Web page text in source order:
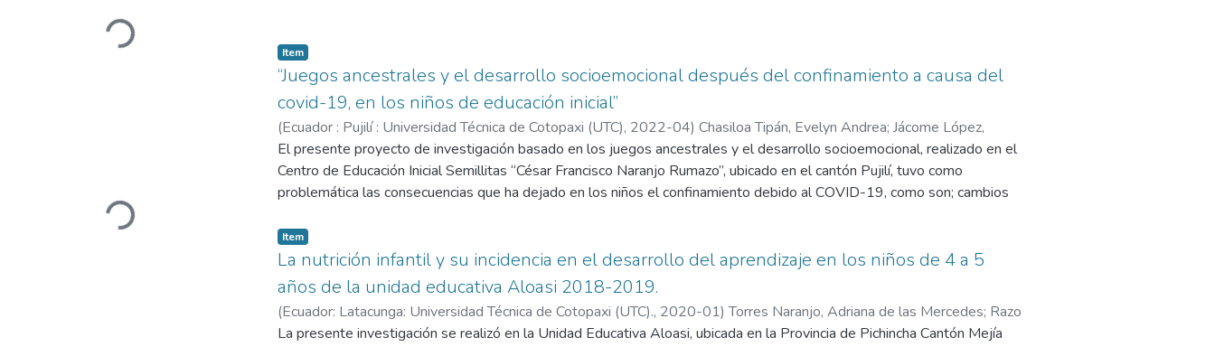
Loading...
conocimientos, habilidades y sobre todo, le brinda la oportunidad de conocerse así mismo, a los demás y al mundo que
los rodea. Se utilizó un enfoque mixto con sus métodos explicativo y descriptivo correlacional para comprender el
problema. Asimismo, para validar la información se utiliza un cuestionario estructurado con su herramienta la encuesta.
Para validar la información se desarrolla una rúbrica de valoración de expertos y usuarios. Los validadores consideraron
que la guía es interesante y de gran utilidad para el desarrollo cognitivo y proceso de aprendizaje significativo en los
niños.
Loading...
Item
“Juegos ancestrales y el desarrollo socioemocional después del confinamiento a causa del
covid-19, en los niños de educación inicial”
(Ecuador : Pujilí : Universidad Técnica de Cotopaxi (UTC), 2022-04) Chasiloa Tipán, Evelyn Andrea; Jácome López,
Maritza Nathaly;Razo Ocaña, Hugo Ramiro
El presente proyecto de investigación basado en los juegos ancestrales y el desarrollo socioemocional, realizado en el
Centro de Educación Inicial Semillitas “César Francisco Naranjo Rumazo”, ubicado en el cantón Pujilí, tuvo como
problemática las consecuencias que ha dejado en los niños el confinamiento debido al COVID-19, como son; cambios
ancestrales, por lo que la investigación pretende ayudar al desarrollo de las emociones, empatía, socialización positiva,
trabajo grupal, independencia, actitudes y aptitudes en los niños mediante la práctica de los juegos ancestrales, ya que
estos tipos de juegos no han sido aprovechados dentro de las comunidades y aulas de clases, es por eso que se ha
planteado como objetivo general, identificar los juegos ancestrales y el desarrollo socioemocional, después del
confinamiento a causa del COVID-19, en los niños de educación inicial, se ha utilizado un enfoque cualitativo y
Item
La nutrición infantil y su incidencia en el desarrollo del aprendizaje en los niños de 4 a 5
años de la unidad educativa Aloasi 2018-2019.
(Ecuador: Latacunga: Universidad Técnica de Cotopaxi (UTC)., 2020-01)Torres Naranjo, Adriana de las Mercedes; Razo
Ocaña, Hugo Ramiro
La presente investigación se realizó en la Unidad Educativa Aloasi, ubicada en la Provincia de Pichincha Cantón Mejía